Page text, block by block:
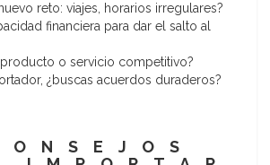
reto: viajes, horarios irregulares?
financiera para dar el salto al
producto o servicio competitivo?
¿buscas acuerdos duraderos?